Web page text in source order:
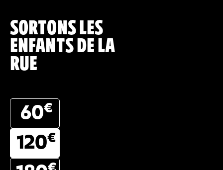
SORTONS LES
ENFANTS DE LA
RUE
60€
120€